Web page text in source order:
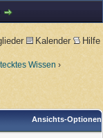
Kalender Hilfe
Wissen ›
Ansichts-Optionen